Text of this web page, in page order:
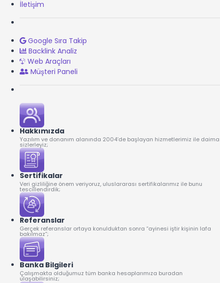
İletişim
Google Sıra Takip
Backlink Analiz
Web Araçları
Müşteri Paneli
Hakkımızda
Yazılım ve donanım alanında 2004’de başlayan hizmetlerimiz ile daima
sizlerleyiz;
Sertifikalar
Veri gizliliğine önem veriyoruz, uluslararası sertifikalarımız ile bunu
tescillendirdik;
Referanslar
Gerçek referanslar ortaya konulduktan sonra “ayinesi iştir kişinin lafa
bakılmaz”;
Banka Bilgileri
Çalışmakta olduğumuz tüm banka hesaplarımıza buradan
ulaşabilirsiniz;